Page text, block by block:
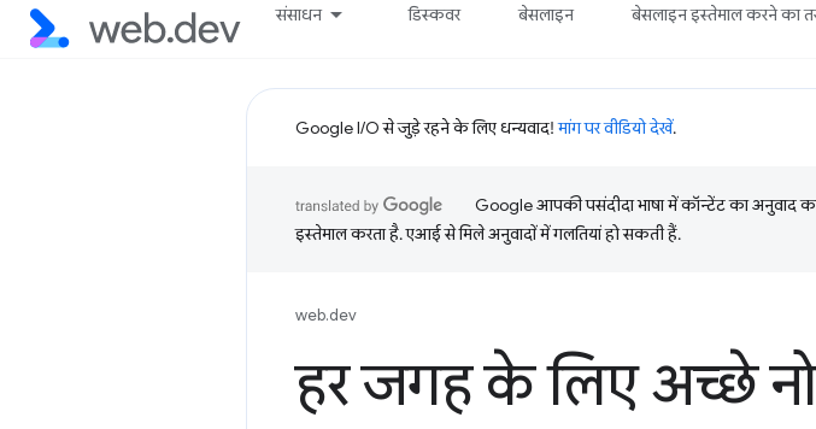
संसाधन डिस्कवर बेसलाइन बेसलाइन इस्तेमाल करने का
Google I/O से जुड़े रहने के लिए धन्यवाद!मांग पर वीडियो देखें.
Google आपकी पसंदीदा भाषा में कॉन्टेंट का अनुवाद
इस्तेमाल करता है. एआई से मिले अनुवादों में गलतियां हो सकती हैं.
web.dev
हर जगह के लिए अच्छे